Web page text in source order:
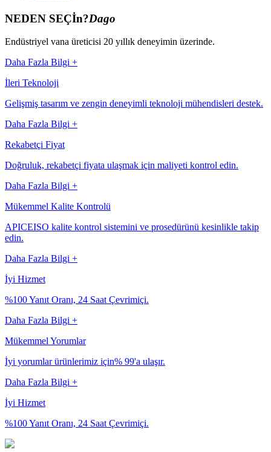
NEDEN SEÇİn?Dago
Endüstriyel vana üreticisi 20 yıllık deneyimin üzerinde.
Daha Fazla Bilgi +
İleri Teknoloji
Gelişmiş tasarım ve zengin deneyimli teknoloji mühendisleri destek.
Daha Fazla Bilgi +
Rekabetçi Fiyat
Doğruluk, rekabetçi fiyata ulaşmak için maliyeti kontrol edin.
Daha Fazla Bilgi +
Mükemmel Kalite Kontrolü
APICEISO kalite kontrol sistemini ve prosedürünü kesinlikle takip
edin.
Daha Fazla Bilgi +
İyi Hizmet
%100 Yanıt Oranı, 24 Saat Çevrimiçi.
Daha Fazla Bilgi +
Mükemmel Yorumlar
İyi yorumlar ürünlerimiz için% 99'a ulaşır.
Daha Fazla Bilgi +
İyi Hizmet
%100 Yanıt Oranı, 24 Saat Çevrimiçi.